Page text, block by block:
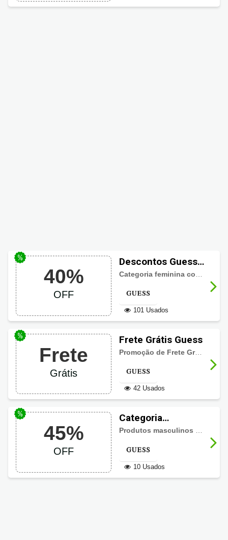
40%
OFF
Descontos Guess
até 40% em itens
101 Usados
Frete
Grátis
Frete Grátis Guess
Promoção de Frete Grátis válido para as regiões Sul, Sudeste e Centro-oeste, em compras acima de R$499.
42 Usados
45%
OFF
Categoria
Masculina Guess
10 Usados